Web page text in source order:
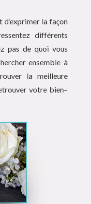
d’exprimer la façon
différents
pas de quoi vous
ensemble à
la meilleure
votre bien–